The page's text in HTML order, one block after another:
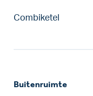
Combiketel
Buitenruimte